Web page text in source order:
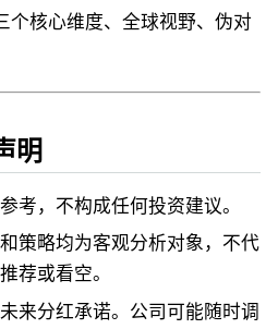
核心维度、全球视野、伪对
明
考，不构成任何投资建议。
策略均为客观分析对象，不代
荐或看空。
来分红承诺。公司可能随时调